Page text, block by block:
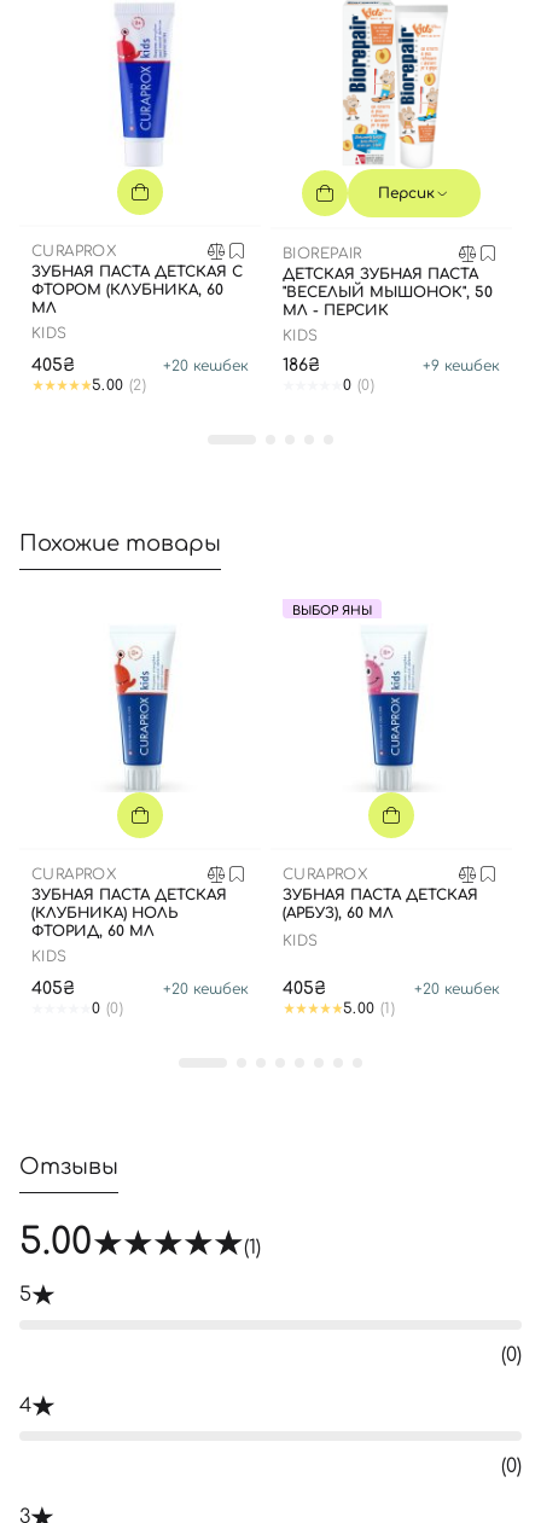
CURAPROX
ЗУБНАЯ ПАСТА ДЕТСКАЯ С
ФТОРОМ (КЛУБНИКА, 60
МЛ
KIDS
405₴ +20 кешбек
5.00 (2)
Персик
BIOREPAIR
ДЕТСКАЯ ЗУБНАЯ ПАСТА
"ВЕСЕЛЫЙ МЫШОНОК", 50
МЛ - ПЕРСИК
KIDS
186₴ +9 кешбек
0 (0)
Похожие товары
CURAPROX
ЗУБНАЯ ПАСТА ДЕТСКАЯ
(КЛУБНИКА) НОЛЬ
ФТОРИД, 60 МЛ
KIDS
405₴ +20 кешбек
0 (0)
ВЫБОР ЯНЫ
CURAPROX
ЗУБНАЯ ПАСТА ДЕТСКАЯ
(АРБУЗ), 60 МЛ
KIDS
405₴ +20 кешбек
5.00 (1)
Отзывы
5.00 (1)
5
(0)
4
(0)
3
Вход Регистрация
Отправляя форму для авторизации/регистрации, вы
принимаете условияПользовательские соглашения